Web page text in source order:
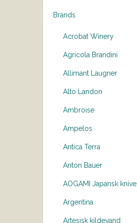
Brands
Acrobat Winery
Agricola Brandini
Allimant Laugner
Alto Landon
Ambroise
Ampelos
Antica Terra
Anton Bauer
AOGAMI Japansk knive
Argentina
Artesisk kildevand